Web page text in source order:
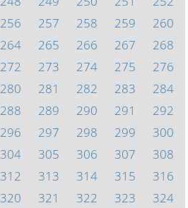
256 257 258 259
260
264 265 266 267
268
272 273 274 275
276
280 281 282 283
284
288 289 290 291
292
296 297 298 299
300
304 305 306 307
308
312 313 314 315
316
320 321 322 323
324